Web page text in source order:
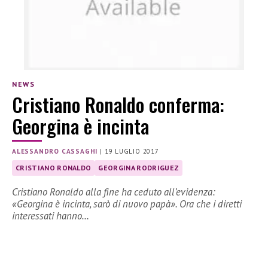
NEWS
Cristiano Ronaldo conferma:
Georgina è incinta
ALESSANDRO CASSAGHI | 19 LUGLIO 2017
CRISTIANO RONALDO GEORGINA RODRIGUEZ
Cristiano Ronaldo alla fine ha ceduto all’evidenza:
«Georgina è incinta, sarò di nuovo papà». Ora che i diretti
interessati hanno…